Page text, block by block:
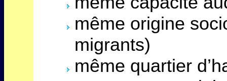
même origine
migrants)
même quartier